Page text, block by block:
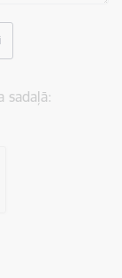
sadaļā: